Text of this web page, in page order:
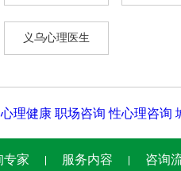
义乌心理医生
心理健康 职场咨询 性心理咨询
专家 服务内容 咨询